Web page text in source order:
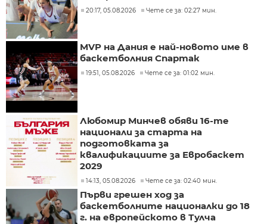
20:17, 05.08.2026 Чете се за: 02:27 мин.
MVP на Дания е най-новото име в
баскетболния Спартак
19:51, 05.08.2026 Чете се за: 01:02 мин.
Любомир Минчев обяви 16-те
национали за старта на
подготовката за
квалификациите за Евробаскет
2029
14:13, 05.08.2026 Чете се за: 02:40 мин.
Първи грешен ход за
баскетболните националки до 18
г. на европейското в Тулча